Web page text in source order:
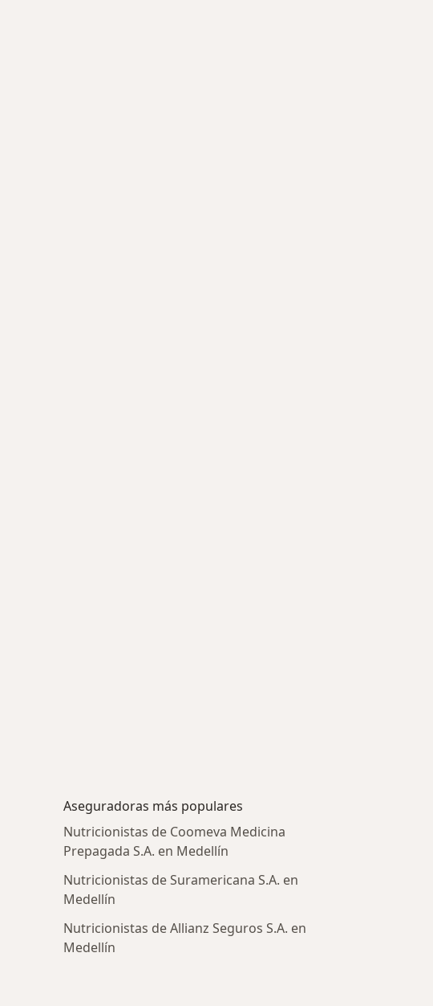
Aseguradoras más populares
Nutricionistas de Coomeva Medicina
Prepagada S.A. en Medellín
Nutricionistas de Suramericana S.A. en
Medellín
Nutricionistas de Allianz Seguros S.A. en
Medellín